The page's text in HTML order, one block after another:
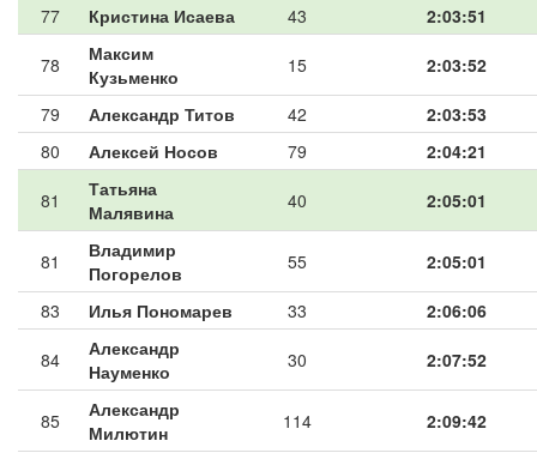
77
Кристина Исаева 43 2:03:51
78
Максим
Кузьменко
15 2:03:52
79 Александр Титов 42
2:03:53
80
Алексей Носов 79 2:04:21
81
Татьяна
Малявина
40 2:05:01
81
Владимир
Погорелов
55 2:05:01
83 Илья Пономарев 33 2:06:06
84
Александр
Науменко
30 2:07:52
85
Александр
Милютин
114 2:09:42